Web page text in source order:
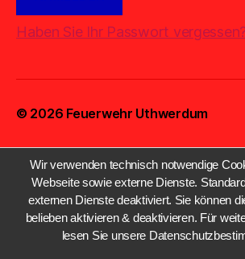
Haben Sie Ihr Passwort
© 2026 Feuerwehr Uthwerdum
Wir verwenden technisch notwendige
Webseite sowie externe Dienste.
externen Dienste deaktiviert. Sie können
belieben aktivieren & deaktivieren. Für
lesen Sie unsere